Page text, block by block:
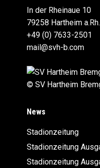
In der Rheinaue 10
79258 Hartheim a.Rh.
+49 (0) 7633-2501
mail@svh-b.com
© SV Hartheim
News
Stadionzeitung
Stadionzeitung
Stadionzeitung